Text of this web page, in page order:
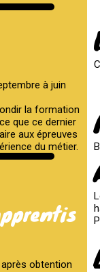
à juin
la formation
que ce dernier
aux épreuves
du métier.
obtention